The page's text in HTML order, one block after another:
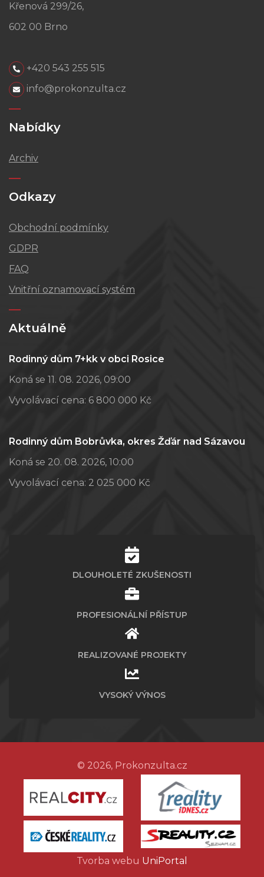
Křenová 299/26,
602 00 Brno
+420 543 255 515
info@prokonzulta.cz
Nabídky
Archiv
Odkazy
Obchodní podmínky
GDPR
FAQ
Vnitřní oznamovací systém
Aktuálně
Rodinný dům 7+kk v obci Rosice
Koná se 11. 08. 2026, 09:00
Vyvolávací cena: 6 800 000 Kč
Rodinný dům Bobrůvka, okres Žďár nad Sázavou
Koná se 20. 08. 2026, 10:00
Vyvolávací cena: 2 025 000 Kč
DLOUHOLETÉ ZKUŠENOSTI
PROFESIONÁLNÍ PŘÍSTUP
REALIZOVANÉ PROJEKTY
VYSOKÝ VÝNOS
© 2026, Prokonzulta.cz
Tvorba webu UniPortal